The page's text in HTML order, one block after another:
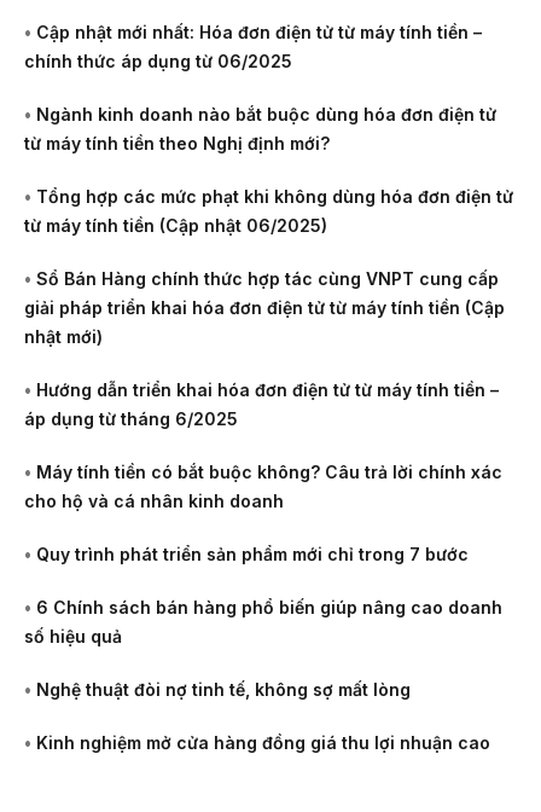
• Cập nhật mới nhất: Hóa đơn điện tử từ máy tính tiền –
chính thức áp dụng từ 06/2025
• Ngành kinh doanh nào bắt buộc dùng hóa đơn điện tử
từ máy tính tiền theo Nghị định mới?
• Tổng hợp các mức phạt khi không dùng hóa đơn điện tử
từ máy tính tiền (Cập nhật 06/2025)
• Sổ Bán Hàng chính thức hợp tác cùng VNPT cung cấp
giải pháp triển khai hóa đơn điện tử từ máy tính tiền (Cập
nhật mới)
• Hướng dẫn triển khai hóa đơn điện tử từ máy tính tiền –
áp dụng từ tháng 6/2025
• Máy tính tiền có bắt buộc không? Câu trả lời chính xác
cho hộ và cá nhân kinh doanh
• Quy trình phát triển sản phẩm mới chỉ trong 7 bước
• 6 Chính sách bán hàng phổ biến giúp nâng cao doanh
số hiệu quả
• Nghệ thuật đòi nợ tinh tế, không sợ mất lòng
• Kinh nghiệm mở cửa hàng đồng giá thu lợi nhuận cao